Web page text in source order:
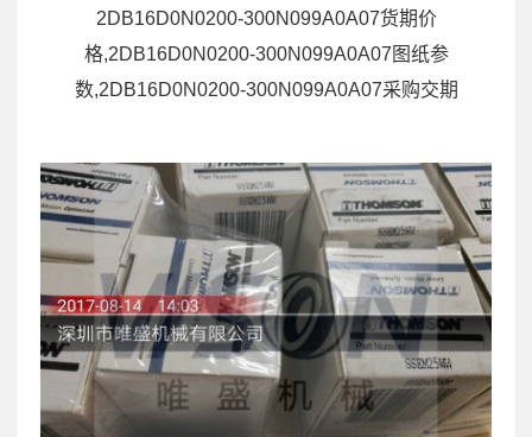
2DB16D0N0200-300N099A0A07货期价
格,2DB16D0N0200-300N099A0A07图纸参
数,2DB16D0N0200-300N099A0A07采购交期